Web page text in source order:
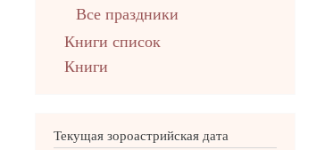
Все праздники
Книги список
Книги
Текущая зороастрийская дата